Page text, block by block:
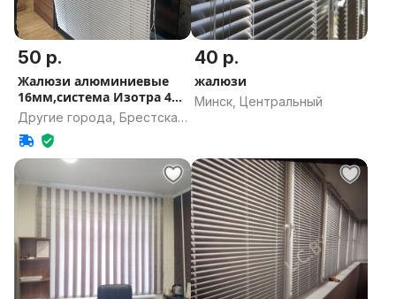
50 р.
Жалюзи алюминиевые
16мм,система Изотра 4
штуки
Другие города, Брестская
область
40 р.
жалюзи
Минск, Центральный